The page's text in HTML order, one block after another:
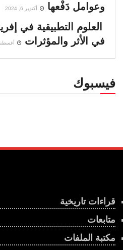
وعوامل دَفْعها
أكتوبر 6, 2024
العلوم التطبيقية في
في الأثر والمؤثرات
أغسطس 3,
فيسبوك
قراءات تاريخية
متابعات
مكتبة الملفات